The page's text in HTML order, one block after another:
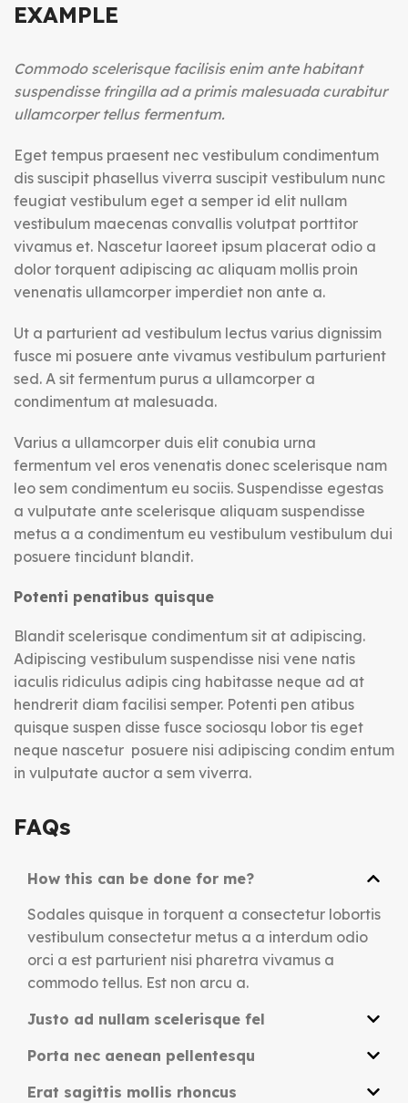
EXAMPLE
Commodo scelerisque facilisis enim ante habitant
suspendisse fringilla ad a primis malesuada curabitur
ullamcorper tellus fermentum.
Eget tempus praesent nec vestibulum condimentum
dis suscipit phasellus viverra suscipit vestibulum nunc
feugiat vestibulum eget a semper id elit nullam
vestibulum maecenas convallis volutpat porttitor
vivamus et. Nascetur laoreet ipsum placerat odio a
dolor torquent adipiscing ac aliquam mollis proin
venenatis ullamcorper imperdiet non ante a.
Ut a parturient ad vestibulum lectus varius dignissim
fusce mi posuere ante vivamus vestibulum parturient
sed. A sit fermentum purus a ullamcorper a
condimentum at malesuada.
Varius a ullamcorper duis elit conubia urna
fermentum vel eros venenatis donec scelerisque nam
leo sem condimentum eu sociis. Suspendisse egestas
a vulputate ante scelerisque aliquam suspendisse
metus a a condimentum eu vestibulum vestibulum dui
posuere tincidunt blandit.
Potenti penatibus quisque
Blandit scelerisque condimentum sit at adipiscing.
Adipiscing vestibulum suspendisse nisi vene natis
iaculis ridiculus adipis cing habitasse neque ad at
hendrerit diam facilisi semper. Potenti pen atibus
quisque suspen disse fusce sociosqu lobor tis eget
neque nascetur posuere nisi adipiscing condim entum
in vulputate auctor a sem viverra.
FAQs
How this can be done for me?
Sodales quisque in torquent a consectetur lobortis
vestibulum consectetur metus a a interdum odio
orci a est parturient nisi pharetra vivamus a
commodo tellus. Est non arcu a.
Justo ad nullam scelerisque fel
Porta nec aenean pellentesqu
Erat sagittis mollis rhoncus